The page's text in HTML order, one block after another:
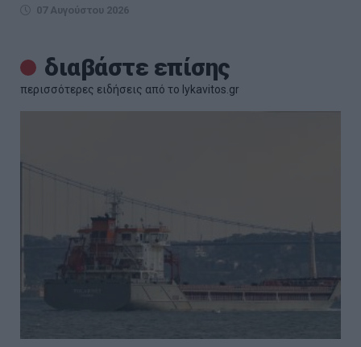
07 Αυγούστου 2026
διαβάστε επίσης
περισσότερες ειδήσεις από το lykavitos.gr